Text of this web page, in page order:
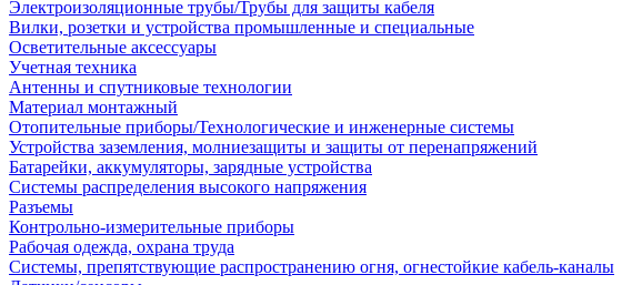
Электроизоляционные трубы/Трубы для защиты кабеля
Вилки, розетки и устройства промышленные и специальные
Осветительные аксессуары
Учетная техника
Антенны и спутниковые технологии
Материал монтажный
Отопительные приборы/Технологические и инженерные системы
Устройства заземления, молниезащиты и защиты от перенапряжений
Батарейки, аккумуляторы, зарядные устройства
Системы распределения высокого напряжения
Разъемы
Контрольно-измерительные приборы
Рабочая одежда, охрана труда
Системы, препятствующие распространению огня, огнестойкие кабель-каналы